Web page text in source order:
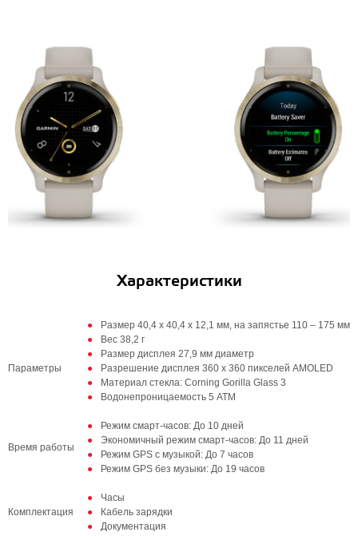
Характеристики
Параметры
Размер 40,4 x 40,4 x 12,1 мм, на запястье 110 – 175 мм
Вес 38,2 г
Размер дисплея 27,9 мм диаметр
Разрешение дисплея 360 х 360 пикселей AMOLED
Материал стекла: Corning Gorilla Glass 3
Водонепроницаемость 5 ATM
Время работы
Режим смарт-часов: До 10 дней
Экономичный режим смарт-часов: До 11 дней
Режим GPS с музыкой: До 7 часов
Режим GPS без музыки: До 19 часов
Комплектация
Часы
Кабель зарядки
Документация